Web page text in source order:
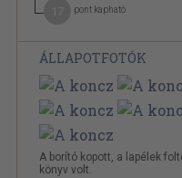
pont kapható
ÁLLAPOTFOTÓK
A borító kopott, a lapélek
könyv volt.